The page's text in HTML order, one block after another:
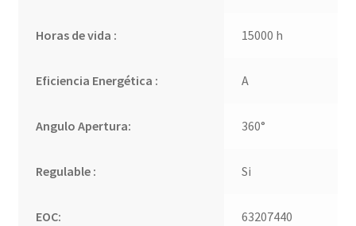
Horas de vida : 15000 h
Eficiencia Energética : A
Angulo Apertura: 360°
Regulable : Si
EOC: 63207440